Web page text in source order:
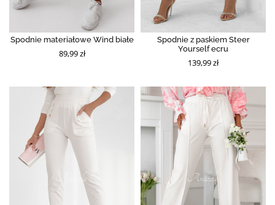
Spodnie materiałowe Wind białe
89,99 zł
Spodnie z paskiem Steer
Yourself ecru
139,99 zł